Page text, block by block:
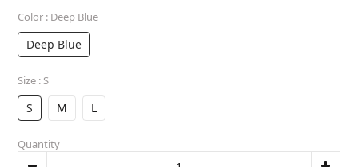
Color : Deep Blue
Deep Blue
Size : S
S M L
Quantity